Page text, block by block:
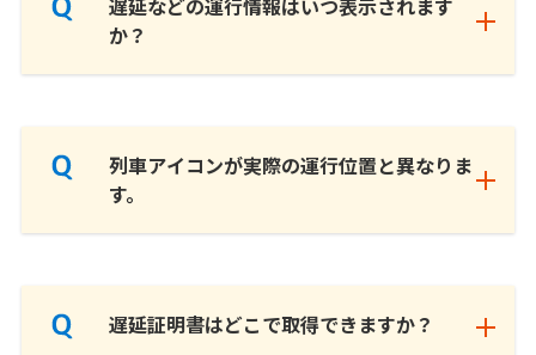
遅延などの運行情報はいつ表示されます
か？
列車アイコンが実際の運行位置と異なりま
す。
遅延証明書はどこで取得できますか？